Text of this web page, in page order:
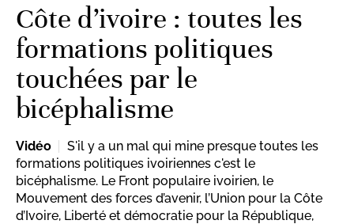
Côte d’ivoire : toutes les
formations politiques
touchées par le
bicéphalisme
Vidéo
S'il y a un mal qui mine presque toutes les
formations politiques ivoiriennes c'est le
bicéphalisme. Le Front populaire ivoirien, le
Mouvement des forces d’avenir, l’Union pour la Côte
d’Ivoire, Liberté et démocratie pour la République,